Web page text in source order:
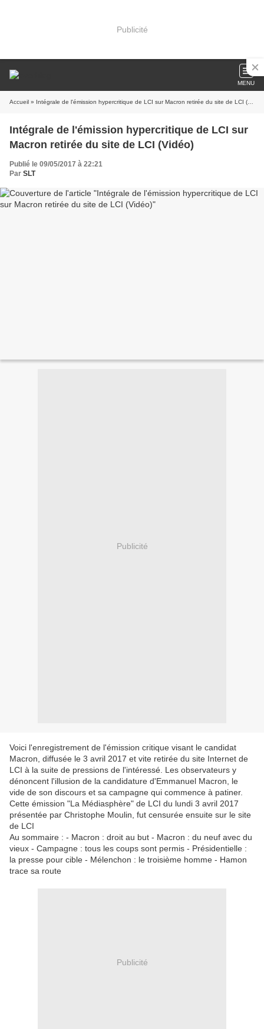
Publicité
MENU
Accueil » Intégrale de l'émission hypercritique de LCI sur Macron retirée du site de LCI (Vidéo)
Intégrale de l'émission hypercritique de LCI sur
Macron retirée du site de LCI (Vidéo)
Publié le 09/05/2017 à 22:21
Par SLT
Publicité
Voici l'enregistrement de l'émission critique visant le candidat
Macron, diffusée le 3 avril 2017 et vite retirée du site Internet de
LCI à la suite de pressions de l'intéressé. Les observateurs y
dénoncent l'illusion de la candidature d'Emmanuel Macron, le
vide de son discours et sa campagne qui commence à patiner.
Cette émission "La Médiasphère" de LCI du lundi 3 avril 2017
présentée par Christophe Moulin, fut censurée ensuite sur le site
de LCI
Au sommaire : - Macron : droit au but - Macron : du neuf avec du
vieux - Campagne : tous les coups sont permis - Présidentielle :
la presse pour cible - Mélenchon : le troisième homme - Hamon
trace sa route
Publicité